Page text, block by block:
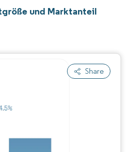
und Marktanteil
Share